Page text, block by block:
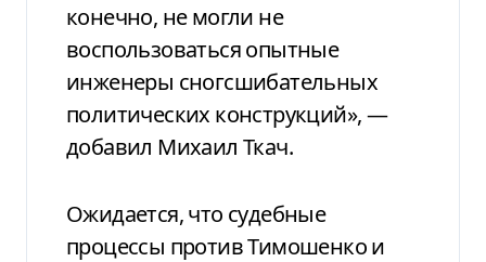
конечно, не могли не
воспользоваться опытные
инженеры сногсшибательных
политических конструкций», —
добавил Михаил Ткач.
Ожидается, что судебные
процессы против Тимошенко и